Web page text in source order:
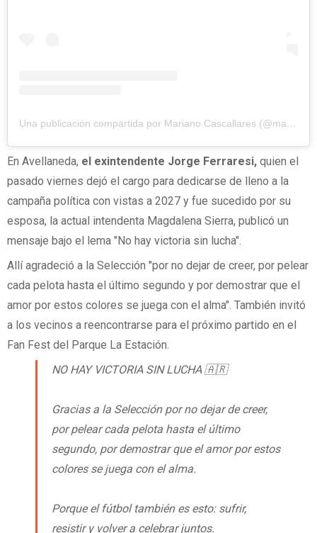
Una publicación compartida por Mariano Cascallares (@mariano.cascallares)
En Avellaneda, el exintendente Jorge Ferraresi, quien el
pasado viernes dejó el cargo para dedicarse de lleno a la
campaña política con vistas a 2027 y fue sucedido por su
esposa, la actual intendenta Magdalena Sierra, publicó un
mensaje bajo el lema "No hay victoria sin lucha".
Allí agradeció a la Selección "por no dejar de creer, por pelear
cada pelota hasta el último segundo y por demostrar que el
amor por estos colores se juega con el alma". También invitó
a los vecinos a reencontrarse para el próximo partido en el
Fan Fest del Parque La Estación.
NO HAY VICTORIA SIN LUCHA 🇦🇷
Gracias a la Selección por no dejar de creer,
por pelear cada pelota hasta el último
segundo, por demostrar que el amor por estos
colores se juega con el alma.
Porque el fútbol también es esto: sufrir,
resistir y volver a celebrar juntos.